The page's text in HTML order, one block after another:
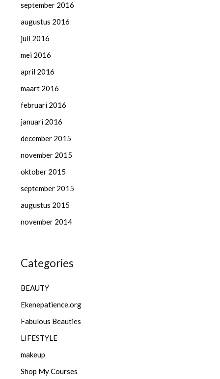
september 2016
augustus 2016
juli 2016
mei 2016
april 2016
maart 2016
februari 2016
januari 2016
december 2015
november 2015
oktober 2015
september 2015
augustus 2015
november 2014
Categories
BEAUTY
Ekenepatience.org
Fabulous Beauties
LIFESTYLE
makeup
Shop My Courses